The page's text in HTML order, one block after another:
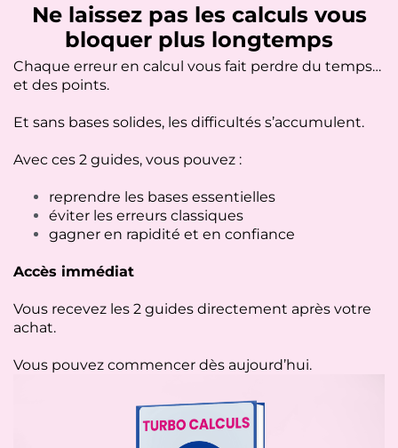
Ne laissez pas les calculs vous
bloquer plus longtemps
Chaque erreur en calcul vous fait perdre du temps…
et des points.
Et sans bases solides, les difficultés s’accumulent.
Avec ces 2 guides, vous pouvez :
reprendre les bases essentielles
éviter les erreurs classiques
gagner en rapidité et en confiance
Accès immédiat
Vous recevez les 2 guides directement après votre
achat.
Vous pouvez commencer dès aujourd’hui.